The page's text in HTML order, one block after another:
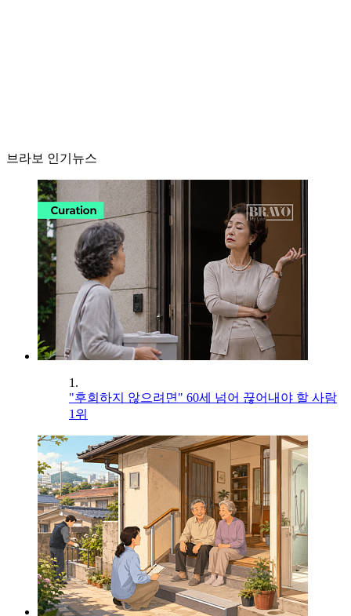
브라보 인기뉴스
1.
"후회하지 않으려면" 60세 넘어 끊어내야 할 사람
1위